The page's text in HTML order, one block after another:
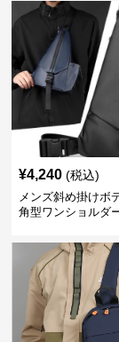
¥4,240 (税込)
メンズ斜め掛けボ
角型ワンショルダ